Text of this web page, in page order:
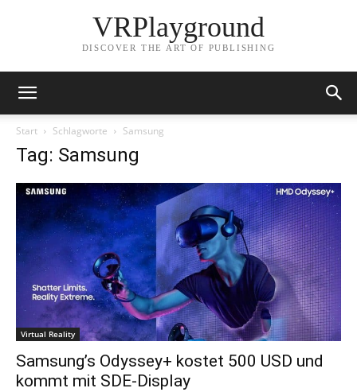
VRPlayground
DISCOVER THE ART OF PUBLISHING
Start Schlagworte Samsung
Tag: Samsung
Virtual Reality
Samsung’s Odyssey+ kostet 500 USD und
kommt mit SDE-Display